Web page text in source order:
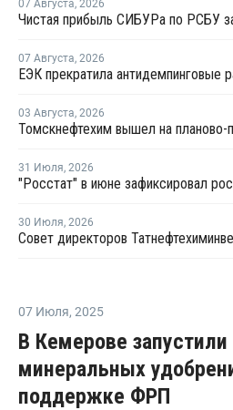
07 Августа, 2026
07 Августа, 2026
03 Августа, 2026
31 Июля, 2026
30 Июля, 2026
07 Июля, 2025
В Кемерове
минеральных
поддержке ФРП